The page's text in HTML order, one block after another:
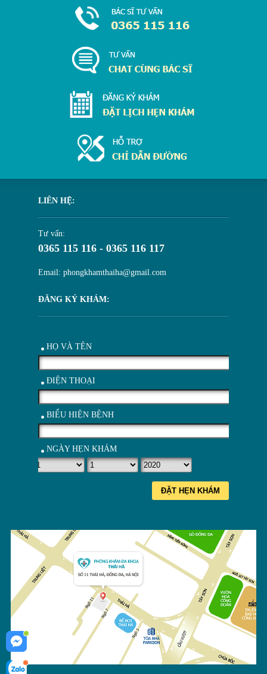
LIÊN HỆ:
Tư vấn:
0365 115 116 - 0365 116 117
Email: phongkhamthaiha@gmail.com
ĐĂNG KÝ KHÁM:
HỌ VÀ TÊN
ĐIỆN THOẠI
BIỂU HIỆN BỆNH
NGÀY HẸN KHÁM
ĐẶT HẸN KHÁM